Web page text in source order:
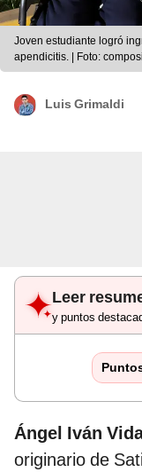
Joven estudiante logró
apendicitis. | Foto:
Luis Grimaldi
Leer
y puntos
Ángel Iván
originario de